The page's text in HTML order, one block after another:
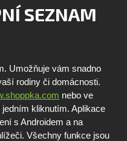
SEZNAM
Umožňuje vám snadno
rodiny či domácnosti.
nebo ve
kliknutím. Aplikace
s Androidem a na
Všechny funkce jsou